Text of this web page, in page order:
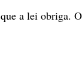
a lei obriga.